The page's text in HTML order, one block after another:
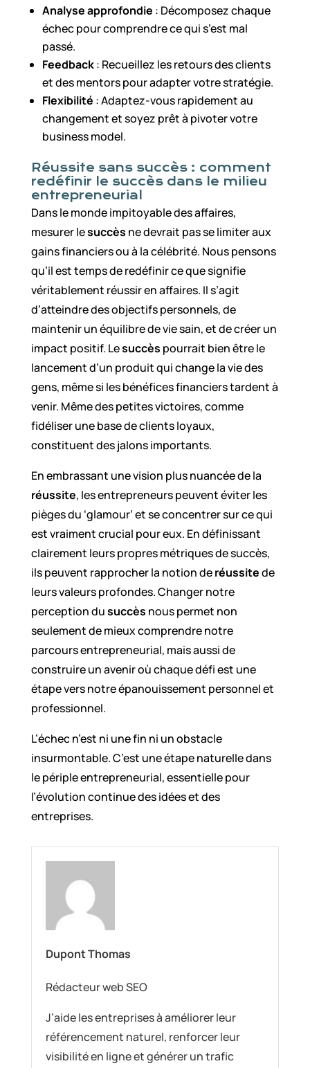
Analyse approfondie : Décomposez chaque
échec pour comprendre ce qui s’est mal
passé.
Feedback: Recueillez les retours des clients
et des mentors pour adapter votre stratégie.
Flexibilité : Adaptez-vous rapidement au
changement et soyez prêt à pivoter votre
business model.
Réussite sans succès : comment
redéfinir le succès dans le milieu
entrepreneurial
Dans le monde impitoyable des affaires,
mesurer lesuccès ne devrait pas se limiter aux
gains financiers ou à la célébrité. Nous pensons
qu’il est temps de redéfinir ce que signifie
véritablement réussir en affaires. Il s’agit
d’atteindre des objectifs personnels, de
maintenir un équilibre de vie sain, et de créer un
impact positif. Lesuccès pourrait bien être le
lancement d’un produit qui change la vie des
gens, même si les bénéfices financiers tardent à
venir. Même des petites victoires, comme
fidéliser une base de clients loyaux,
constituent des jalons importants.
En embrassant une vision plus nuancée de la
réussite, les entrepreneurs peuvent éviter les
pièges du ‘glamour’ et se concentrer sur ce qui
est vraiment crucial pour eux. En définissant
clairement leurs propres métriques de succès,
ils peuvent rapprocher la notion deréussitede
leurs valeurs profondes. Changer notre
perception dusuccès nous permet non
seulement de mieux comprendre notre
parcours entrepreneurial, mais aussi de
construire un avenir où chaque défi est une
étape vers notre épanouissement personnel et
professionnel.
L’échec n’est ni une fin ni un obstacle
insurmontable. C’est une étape naturelle dans
le périple entrepreneurial, essentielle pour
l’évolution continue des idées et des
entreprises.
Dupont Thomas
Rédacteur web SEO
J’aide les entreprises à améliorer leur
référencement naturel, renforcer leur
visibilité en ligne et générer un trafic